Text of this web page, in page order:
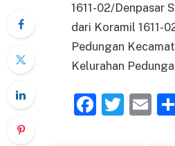
1611-02/Denpasar
dari Koramil 1611-
Pedungan
Kelurahan